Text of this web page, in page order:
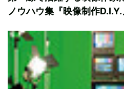
ノウハウ集『映像制作